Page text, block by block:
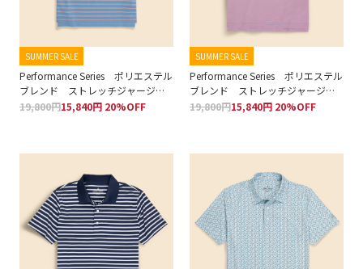
SUMMER SALE
Performance Series ポリエステル
ブレンド ストレッチジャージ
ー BB#1ストライプ ポロシャツ
19,800円15,840円 20%OFF
SUMMER SALE
Performance Series ポリエステル
ブレンド ストレッチジャージ
ー マイクロストライプ ポロシ
19,800円15,840円 20%OFF